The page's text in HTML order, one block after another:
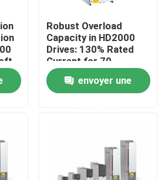
de fréquence de vfd
Robust Overload
Capacity in HD2000
Drives: 130% Rated
Current for 70
Seconds
envoyer une